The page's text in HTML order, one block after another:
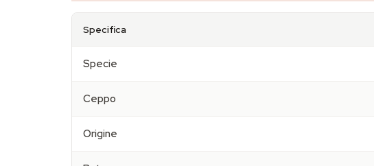
Specifica
Specie
Ceppo
Origine